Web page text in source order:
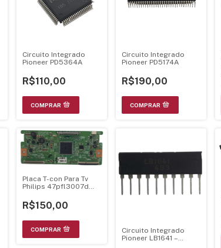
Circuito Integrado
Pioneer PD5364A
R$110,00
Circuito Integrado
Pioneer PD5174A
R$190,00
Placa T-con Para Tv
Philips 47pfl3007d
R$150,00
Circuito Integrado
Pioneer LB1641 –